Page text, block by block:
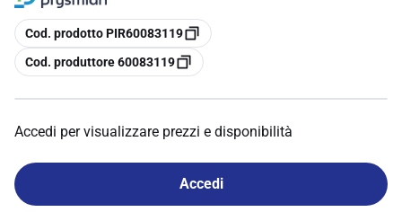
copia
Cod. prodotto PIR60083119
copia
Cod. produttore 60083119
Accedi per visualizzare prezzi e disponibilità
Accedi